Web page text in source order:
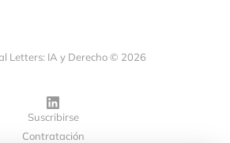
Letters: IA y Derecho © 2026
Suscribirse
Contratación